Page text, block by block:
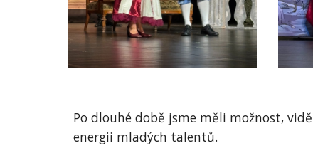
Po dlouhé době jsme měli možnost,
energii mladých talentů.